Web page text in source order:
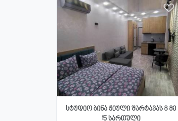
სტუდიო ბინა ჟიული შარტავას 8 მე
15 სართული